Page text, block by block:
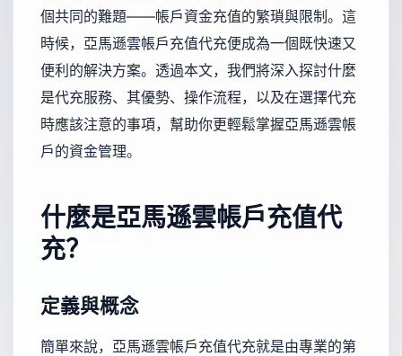
個共同的難題——帳戶資金充值的繁瑣與限制。這
時候，亞馬遜雲帳戶充值代充便成為一個既快速又
便利的解決方案。透過本文，我們將深入探討什麼
是代充服務、其優勢、操作流程，以及在選擇代充
時應該注意的事項，幫助你更輕鬆掌握亞馬遜雲帳
戶的資金管理。
什麼是亞馬遜雲帳戶充值代
充？
定義與概念
簡單來說，亞馬遜雲帳戶充值代充就是由專業的第